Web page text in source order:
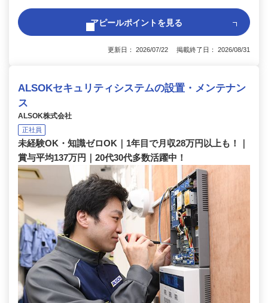
アピールポイントを見る
更新日： 2026/07/22 掲載終了日： 2026/08/31
ALSOKセキュリティシステムの設置・メンテナン
ス
ALSOK株式会社
正社員
未経験OK・知識ゼロOK｜1年目で月収28万円以上も！｜
賞与平均137万円｜20代30代多数活躍中！